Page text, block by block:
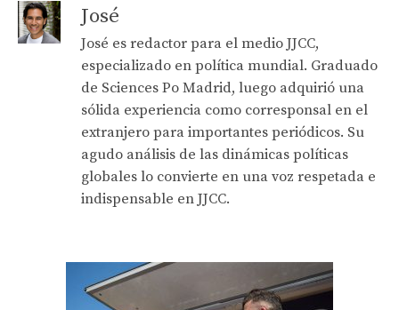
José
José es redactor para el medio JJCC,
especializado en política mundial. Graduado
de Sciences Po Madrid, luego adquirió una
sólida experiencia como corresponsal en el
extranjero para importantes periódicos. Su
agudo análisis de las dinámicas políticas
globales lo convierte en una voz respetada e
indispensable en JJCC.